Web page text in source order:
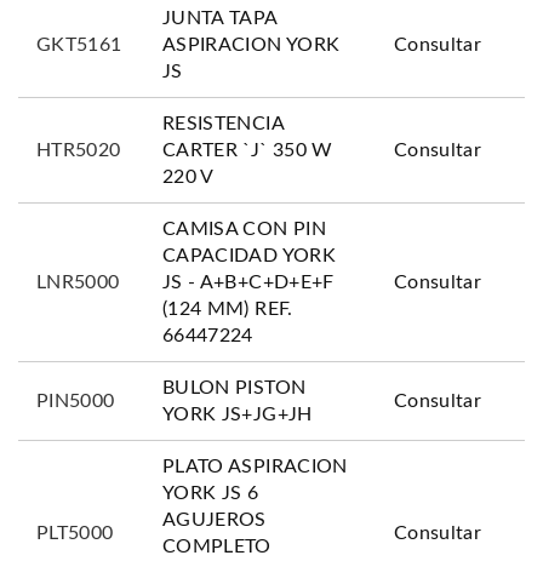
GKT5161
JUNTA TAPA
ASPIRACION YORK
JS
Consultar
HTR5020
RESISTENCIA
CARTER `J` 350 W
220 V
Consultar
LNR5000
CAMISA CON PIN
CAPACIDAD YORK
JS - A+B+C+D+E+F
(124 MM) REF.
66447224
Consultar
PIN5000
BULON PISTON
YORK JS+JG+JH
Consultar
PLT5000
PLATO ASPIRACION
YORK JS 6
AGUJEROS
COMPLETO
Consultar